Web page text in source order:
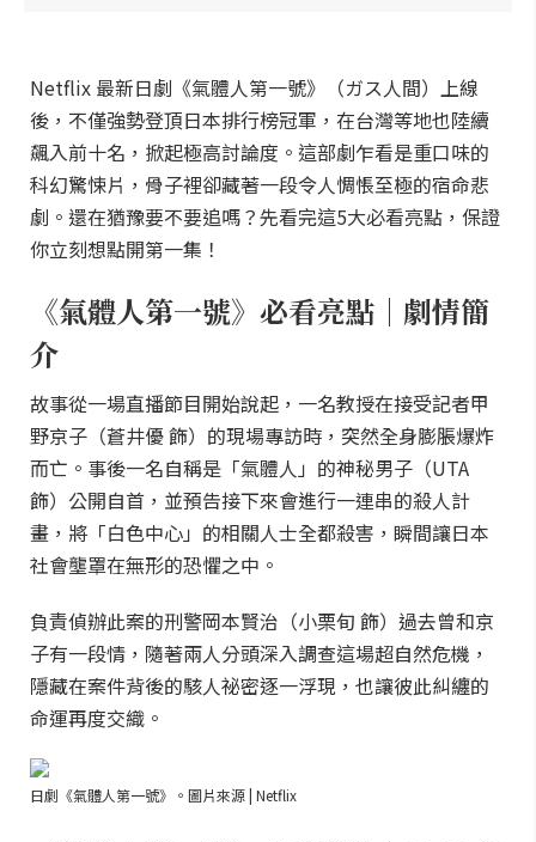
Netflix 最新日劇《氣體人第一號》（ガス人間）上線
後，不僅強勢登頂日本排行榜冠軍，在台灣等地也陸續
飆入前十名，掀起極高討論度。這部劇乍看是重口味的
科幻驚悚片，骨子裡卻藏著一段令人惆悵至極的宿命悲
劇。還在猶豫要不要追嗎？先看完這5大必看亮點，保證
你立刻想點開第一集！
《氣體人第一號》必看亮點｜劇情簡
介
故事從一場直播節目開始說起，一名教授在接受記者甲
野京子（蒼井優 飾）的現場專訪時，突然全身膨脹爆炸
而亡。事後一名自稱是「氣體人」的神秘男子（UTA
飾）公開自首，並預告接下來會進行一連串的殺人計
畫，將「白色中心」的相關人士全都殺害，瞬間讓日本
社會壟罩在無形的恐懼之中。
負責偵辦此案的刑警岡本賢治（小栗旬 飾）過去曾和京
子有一段情，隨著兩人分頭深入調查這場超自然危機，
隱藏在案件背後的駭人祕密逐一浮現，也讓彼此糾纏的
命運再度交織。
日劇《氣體人第一號》。圖片來源 | Netflix